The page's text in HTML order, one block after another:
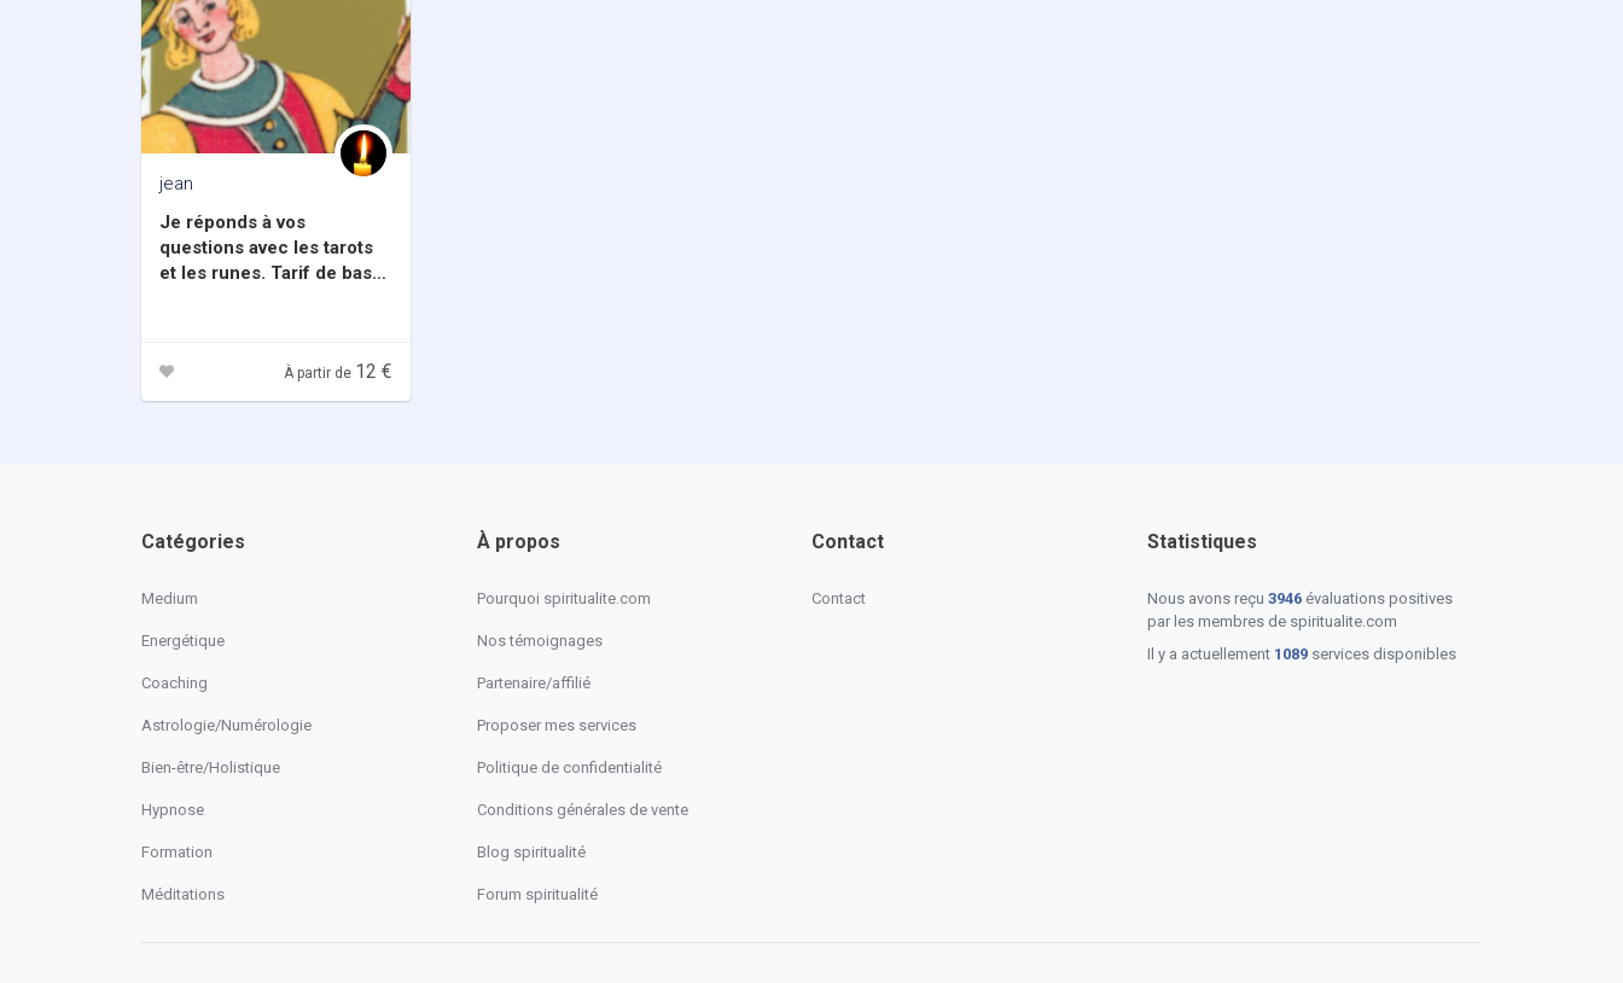
jean
Je réponds à vos
questions avec les tarots
et les runes. Tarif de base
À partir de 12 €
Catégories
Medium
Energétique
Coaching
Astrologie/Numérologie
Bien-être/Holistique
Hypnose
Formation
Méditations
À propos
Pourquoi spiritualite.com
Nos témoignages
Partenaire/affilié
Proposer mes services
Politique de confidentialité
Conditions générales de vente
Blog spiritualité
Forum spiritualité
Contact
Contact
Statistiques
Nous avons reçu 3946évaluations positives
par les membres de spiritualite.com
Il y a actuellement 1089services disponibles